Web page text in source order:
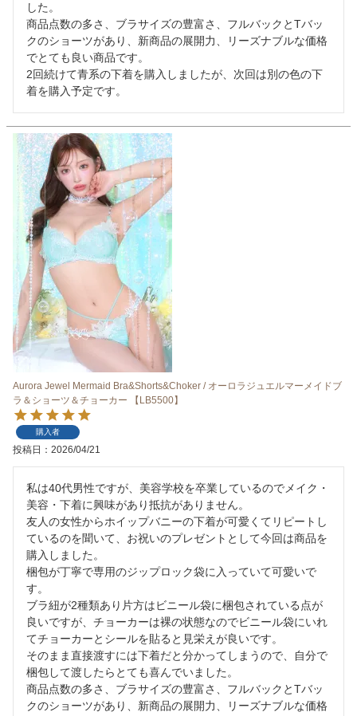
した。
商品点数の多さ、ブラサイズの豊富さ、フルバックとTバッ
クのショーツがあり、新商品の展開力、リーズナブルな価格
でとても良い商品です。
2回続けて青系の下着を購入しましたが、次回は別の色の下
着を購入予定です。
Aurora Jewel Mermaid Bra&Shorts&Choker / オーロラジュエルマーメイドブ
ラ＆ショーツ＆チョーカー 【LB5500】
購入者
投稿日 2026/04/21
私は40代男性ですが、美容学校を卒業しているのでメイク・
美容・下着に興味があり抵抗がありません。
友人の女性からホイップバニーの下着が可愛くてリピートし
ているのを聞いて、お祝いのプレゼントとして今回は商品を
購入しました。
梱包が丁寧で専用のジップロック袋に入っていて可愛いで
す。
ブラ紐が2種類あり片方はビニール袋に梱包されている点が
良いですが、チョーカーは裸の状態なのでビニール袋にいれ
てチョーカーとシールを貼ると見栄えが良いです。
そのまま直接渡すには下着だと分かってしまうので、自分で
梱包して渡したらとても喜んでいました。
商品点数の多さ、ブラサイズの豊富さ、フルバックとTバッ
クのショーツがあり、新商品の展開力、リーズナブルな価格